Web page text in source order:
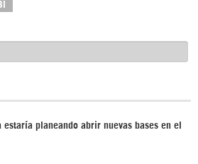
estaría planeando abrir nuevas bases en el